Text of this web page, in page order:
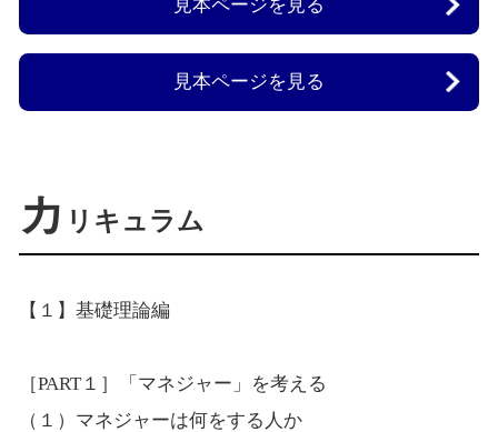
見本ページを見る
見本ページを見る
カ リキュラム
【１】基礎理論編
［PART１］「マネジャー」を考える
（１）マネジャーは何をする人か